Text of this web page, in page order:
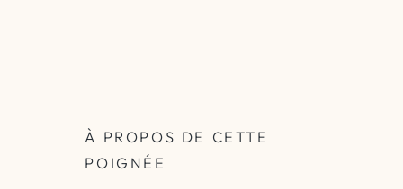
À PROPOS DE CETTE
POIGNÉE